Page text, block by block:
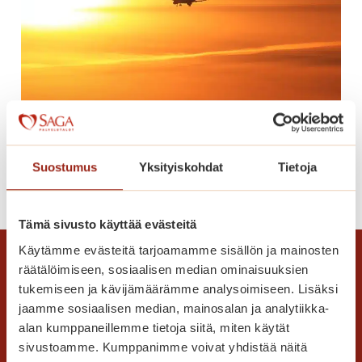
Suostumus Yksityiskohdat Tietoja
Tämä sivusto käyttää evästeitä
Käytämme evästeitä tarjoamamme sisällön ja mainosten
räätälöimiseen, sosiaalisen median ominaisuuksien
tukemiseen ja kävijämäärämme analysoimiseen. Lisäksi
jaamme sosiaalisen median, mainosalan ja analytiikka-
alan kumppaneillemme tietoja siitä, miten käytät
sivustoamme. Kumppanimme voivat yhdistää näitä
e
o
ä
t
ä
t
m
u
i
s
Lomaonnea
o
n
n
e
a